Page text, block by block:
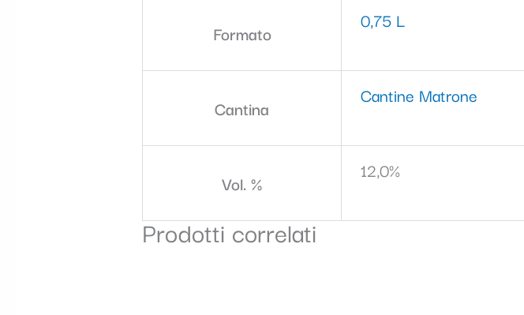
Formato
0,75 L
Cantina
Cantine Matrone
Vol. %
12,0%
Prodotti correlati